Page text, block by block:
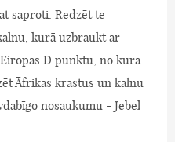
saproti. Redzēt te
kurā uzbraukt ar
D punktu, no kura
Āfrikas krastus un kalnu
nosaukumu - Jebel